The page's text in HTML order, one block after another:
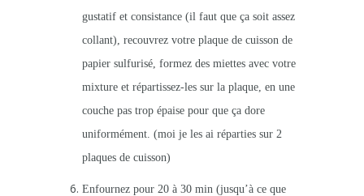
gustatif et consistance (il faut que ça soit assez
collant), recouvrez votre plaque de cuisson de
papier sulfurisé, formez des miettes avec votre
mixture et répartissez-les sur la plaque, en une
couche pas trop épaise pour que ça dore
uniformément. (moi je les ai réparties sur 2
plaques de cuisson)
Enfournez pour 20 à 30 min (jusqu’à ce que